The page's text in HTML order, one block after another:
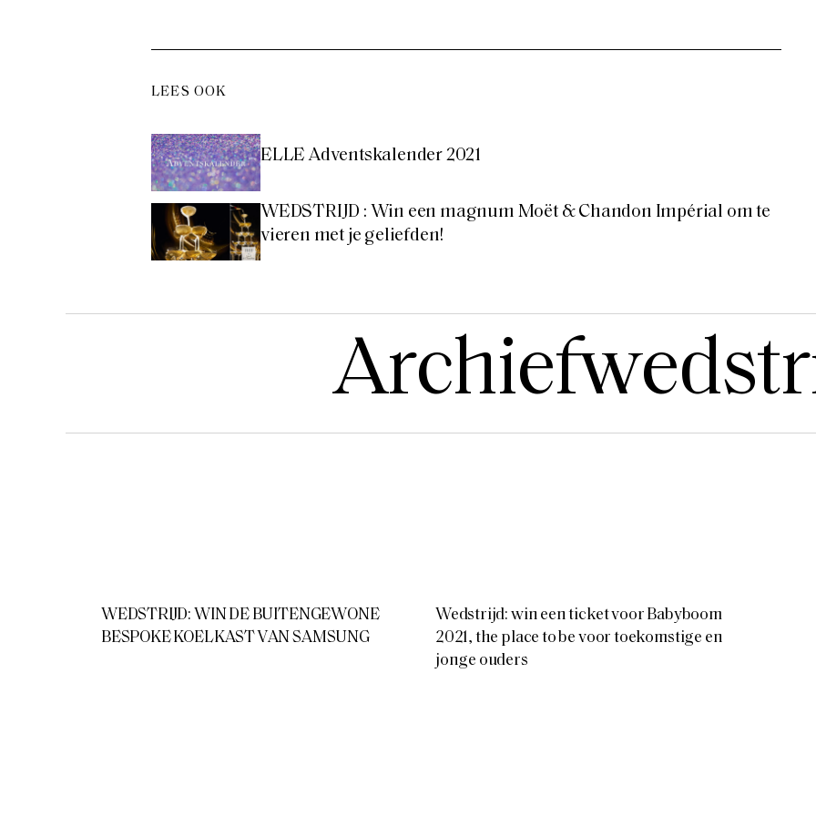
LEES OOK
ELLE Adventskalender 2021
WEDSTRIJD : Win een magnum Moët & Chandon Impérial om te
vieren met je geliefden!
WEDSTRIJD: WIN DE BUITENGEWONE
Wedstrijd: win een ticket voor Babyboom
2021, the place to be voor toekomstige en